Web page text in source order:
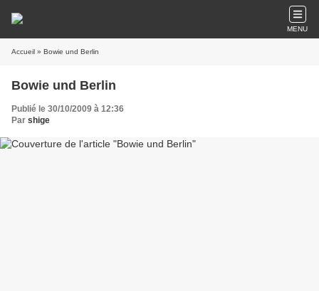
MENU
Accueil » Bowie und Berlin
Bowie und Berlin
Publié le 30/10/2009 à 12:36
Par shige